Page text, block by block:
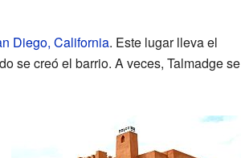
Diego, California. Este lugar lleva el
se creó el barrio. A veces, Talmadge se